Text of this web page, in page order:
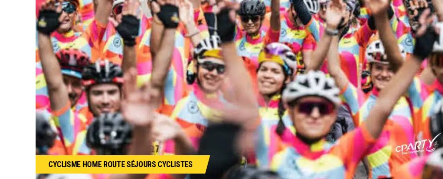
CYCLISME HOME ROUTE SÉJOURS CYCLISTES
Deuxième
Cparty pour
m’accompagner
du Tour 2026… et
nouvelle fois,
sans-faute !
Une organisation
irréprochable,
professionnelle,
et toujours
aussi bien
d’aborder une
aussi exigeante
sérénité et de
pleinement de
instant le jour J.
Lire la suite